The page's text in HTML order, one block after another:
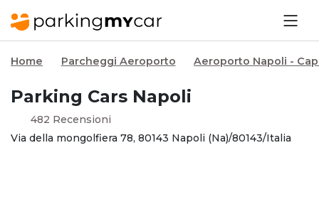
Home Parcheggi Aeroporto Aeroporto Napoli -
Parking Cars Napoli
482 Recensioni
Via della mongolfiera 78, 80143 Napoli (Na)/80143/Italia